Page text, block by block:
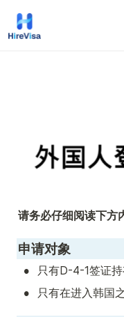
请务必仔细阅读下方
申请对象
• 只有D-4-1签证
• 只有在进入韩国